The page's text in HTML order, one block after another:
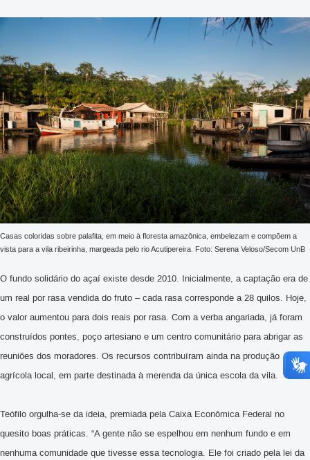
Casas coloridas sobre palafita, em meio à floresta amazônica, embelezam e compõem a
vista para a vila ribeirinha, margeada pelo rio Acutipereira. Foto: Serena Veloso/Secom UnB
O fundo solidário do açaí existe desde 2010. Inicialmente, a captação era de
um real por rasa vendida do fruto – cada rasa corresponde a 28 quilos. Hoje,
o valor aumentou para dois reais por rasa. Com a verba angariada, já foram
construídos pontes, poço artesiano e um centro comunitário para abrigar as
reuniões dos moradores. Os recursos contribuíram ainda na produção
agrícola local, em parte destinada à merenda da única escola da vila.
Teófilo orgulha-se da ideia, premiada pela Caixa Econômica Federal no
quesito boas práticas. “A gente não se espelhou em nenhum fundo e em
nenhuma comunidade que tivesse essa tecnologia. Ele foi criado pela lei da